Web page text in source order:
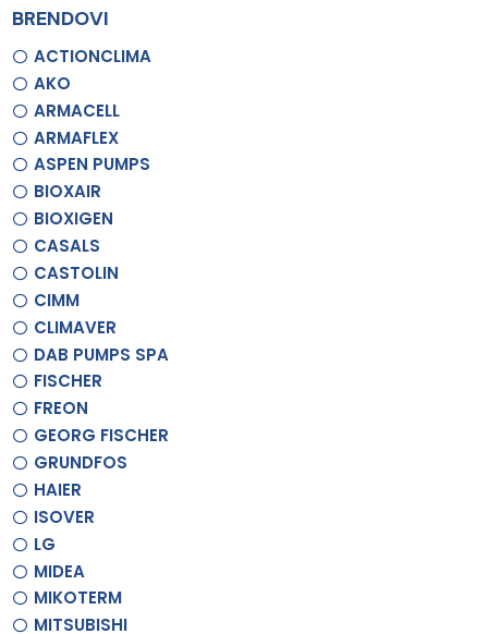
BRENDOVI
ACTIONCLIMA
AKO
ARMACELL
ARMAFLEX
ASPEN PUMPS
BIOXAIR
BIOXIGEN
CASALS
CASTOLIN
CIMM
CLIMAVER
DAB PUMPS SPA
FISCHER
FREON
GEORG FISCHER
GRUNDFOS
HAIER
ISOVER
LG
MIDEA
MIKOTERM
MITSUBISHI